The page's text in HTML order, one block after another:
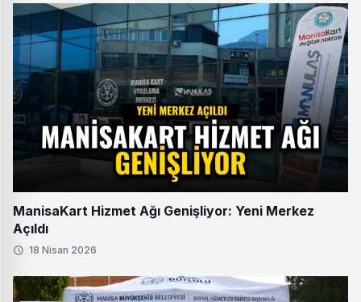
ManisaKart Hizmet Ağı Genişliyor: Yeni Merkez
Açıldı
18 Nisan 2026